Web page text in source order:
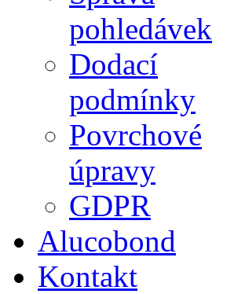
pohledávek
Dodací
podmínky
Povrchové
úpravy
GDPR
Alucobond
Kontakt